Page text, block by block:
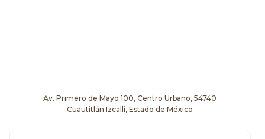
Av. Primero de Mayo 100, Centro Urbano, 54740
Cuautitlán Izcalli, Estado de México